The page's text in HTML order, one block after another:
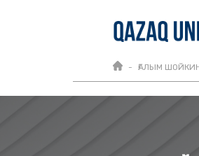
ҒАЛЫМ